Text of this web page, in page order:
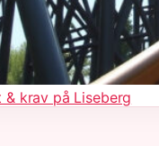
krav på Liseberg